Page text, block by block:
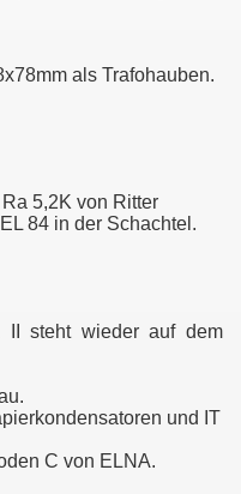
als Trafohauben.
5,2K von Ritter
84 in der Schachtel.
II steht wieder auf dem
und IT
C von ELNA.